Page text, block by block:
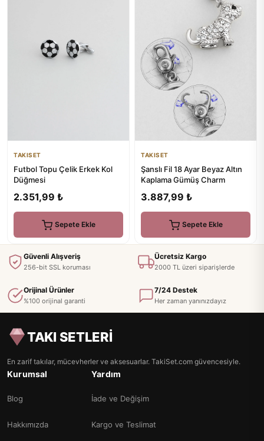
TAKISET
Futbol Topu Çelik Erkek Kol
Düğmesi
2.351,99 ₺
Sepete Ekle
TAKISET
Şanslı Fil 18 Ayar Beyaz Altın
Kaplama Gümüş Charm
3.887,99 ₺
Sepete Ekle
Güvenli Alışveriş
256-bit SSL koruması
Ücretsiz Kargo
2000 TL üzeri siparişlerde
Orijinal Ürünler
%100 orijinal garanti
7/24 Destek
Her zaman yanınızdayız
TAKI SETLERİ
En zarif takılar, mücevherler ve aksesuarlar. TakiSet.com güvencesiyle.
Kurumsal
Blog
Hakkımızda
Yardım
İade ve Değişim
Kargo ve Teslimat